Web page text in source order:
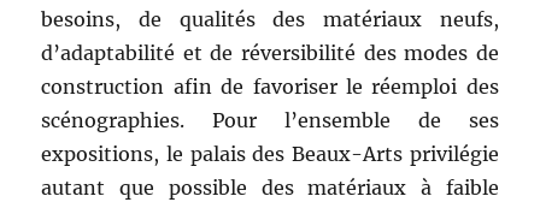
besoins, de qualités des matériaux neufs,
d’adaptabilité et de réversibilité des modes de
construction afin de favoriser le réemploi des
scénographies. Pour l’ensemble de ses
expositions, le palais des Beaux-Arts privilégie
autant que possible des matériaux à faible